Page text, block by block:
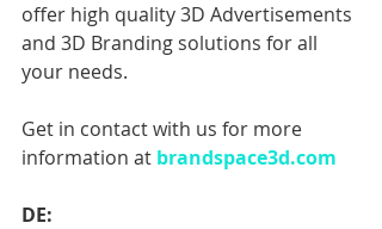
offer high quality 3D Advertisements
and 3D Branding solutions for all
your needs.
Get in contact with us for more
information at brandspace3d.com
DE: